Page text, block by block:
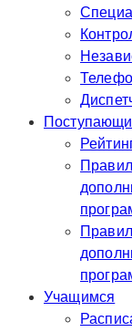
Правила приема в
Учащимся